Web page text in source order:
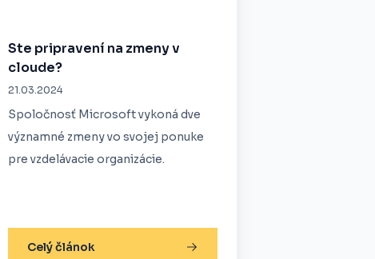
Ste pripravení na zmeny v
cloude?
21.03.2024
Spoločnosť Microsoft vykoná dve
významné zmeny vo svojej ponuke
pre vzdelávacie organizácie.
Celý článok